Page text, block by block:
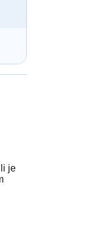
je